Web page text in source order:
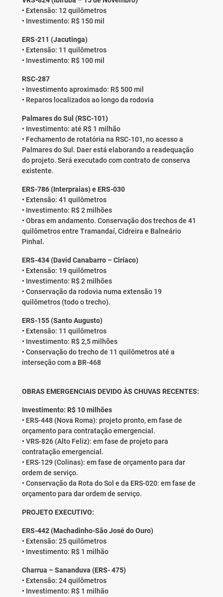
• Extensão: 12 quilômetros
• Investimento: R$ 150 mil
ERS-211 (Jacutinga)
• Extensão: 11 quilômetros
• Investimento: R$ 100 mil
RSC-287
• Investimento aproximado: R$ 500 mil
• Reparos localizados ao longo da rodovia
Palmares do Sul (RSC-101)
• Investimento: até R$ 1 milhão
• Fechamento de rotatória na RSC-101, no acesso a
Palmares do Sul. Daer está elaborando a readequação
do projeto. Será executado com contrato de conserva
existente.
ERS-786 (Interpraias) e ERS-030
• Extensão: 41 quilômetros
• Investimento: R$ 2 milhões
• Obras em andamento. Conservação dos trechos de 41
quilômetros entre Tramandaí, Cidreira e Balneário
Pinhal.
ERS-434 (David Canabarro – Ciríaco)
• Extensão: 19 quilômetros
• Investimento: R$ 2 milhões
• Conservação da rodovia numa extensão 19
quilômetros (todo o trecho).
ERS-155 (Santo Augusto)
• Extensão: 11 quilômetros
• Investimento: R$ 2,5 milhões
• Conservação do trecho de 11 quilômetros até a
interseção com a BR-468
OBRAS EMERGENCIAIS DEVIDO ÀS CHUVAS RECENTES:
Investimento: R$ 10 milhões
• ERS-448 (Nova Roma): projeto pronto, em fase de
orçamento para contratação emergencial.
• VRS-826 (Alto Feliz): em fase de projeto para
contratação emergencial.
• ERS-129 (Colinas): em fase de orçamento para dar
ordem de serviço.
• Conservação da Rota do Sol e da ERS-020: em fase de
orçamento para dar ordem de serviço.
PROJETO EXECUTIVO:
ERS-442 (Machadinho-São José do Ouro)
• Extensão: 25 quilômetros
• Investimento: R$ 1 milhão
Charrua – Sananduva (ERS- 475)
• Extensão: 24 quilômetros
• Investimento: R$ 1 milhão